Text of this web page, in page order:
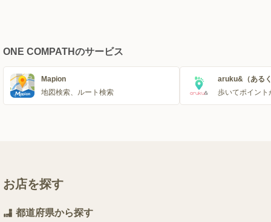
ONE COMPATHのサービス
Mapion
地図検索、ルート検索
aruku&（ある
歩いてポイント
お店を探す
都道府県から探す